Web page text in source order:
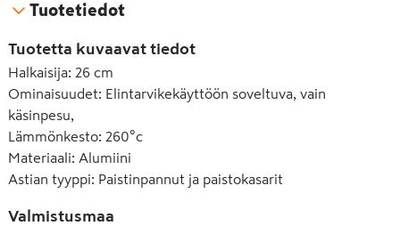
Tuotetiedot
Tuotetta kuvaavat tiedot
Halkaisija: 26 cm
Ominaisuudet: Elintarvikekäyttöön soveltuva, vain
käsinpesu,
Lämmönkesto: 260°c
Materiaali: Alumiini
Astian tyyppi: Paistinpannut ja paistokasarit
Valmistusmaa